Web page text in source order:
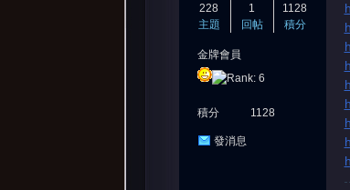
228
主題
1
回帖
1128
積分
金牌會員
積分 1128
發消息